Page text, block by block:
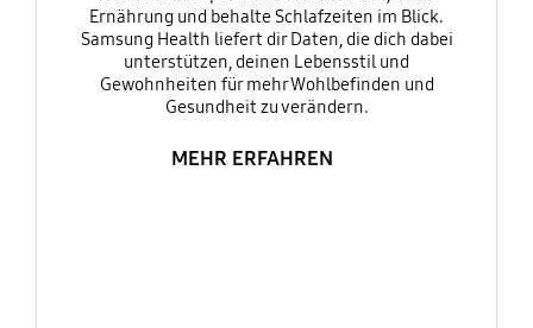
Ernährung und behalte Schlafzeiten im Blick.
Samsung Health liefert dir Daten, die dich dabei
unterstützen, deinen Lebensstil und
Gewohnheiten für mehr Wohlbefinden und
Gesundheit zu verändern.
MEHR ERFAHREN